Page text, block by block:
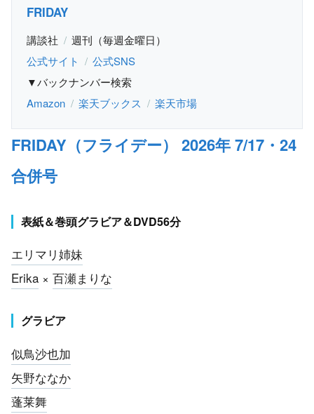
FRIDAY
講談社
週刊（毎週金曜日）
公式サイト
公式SNS
▼バックナンバー検索
Amazon
楽天ブックス 楽天市場
FRIDAY（フライデー） 2026年 7/17・24
合併号
表紙＆巻頭グラビア＆DVD56分
エリマリ姉妹
Erika × 百瀬まりな
グラビア
似鳥沙也加
矢野ななか
蓬莱舞